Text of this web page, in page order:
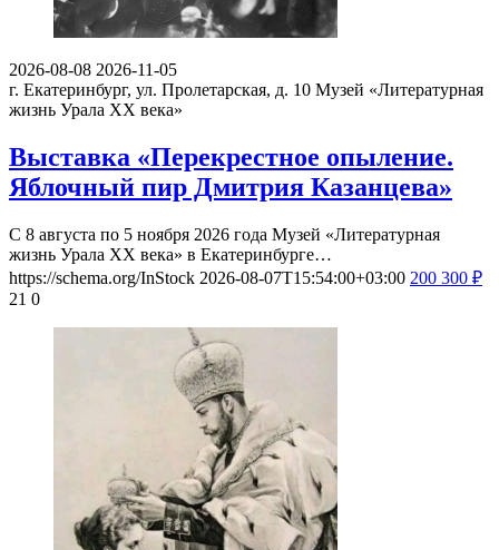
2026-08-08 2026-11-05
г. Екатеринбург, ул. Пролетарская, д. 10 Музей «Литературная
жизнь Урала ХХ века»
Выставка «Перекрестное опыление.
Яблочный пир Дмитрия Казанцева»
С 8 августа по 5 ноября 2026 года Музей «Литературная
жизнь Урала ХХ века» в Екатеринбурге…
https://schema.org/InStock 2026-08-07T15:54:00+03:00 200 300 ₽
21 0